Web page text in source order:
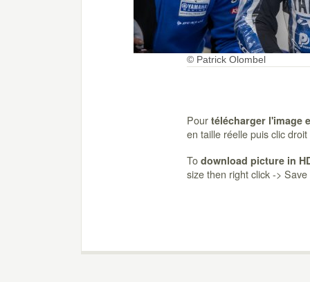
© Patrick Olombel
Pour télécharger l'image
en taille réelle puis clic
To download picture in
size then right click ->